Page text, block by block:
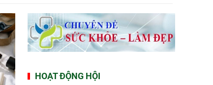
HOẠT ĐỘNG HỘI